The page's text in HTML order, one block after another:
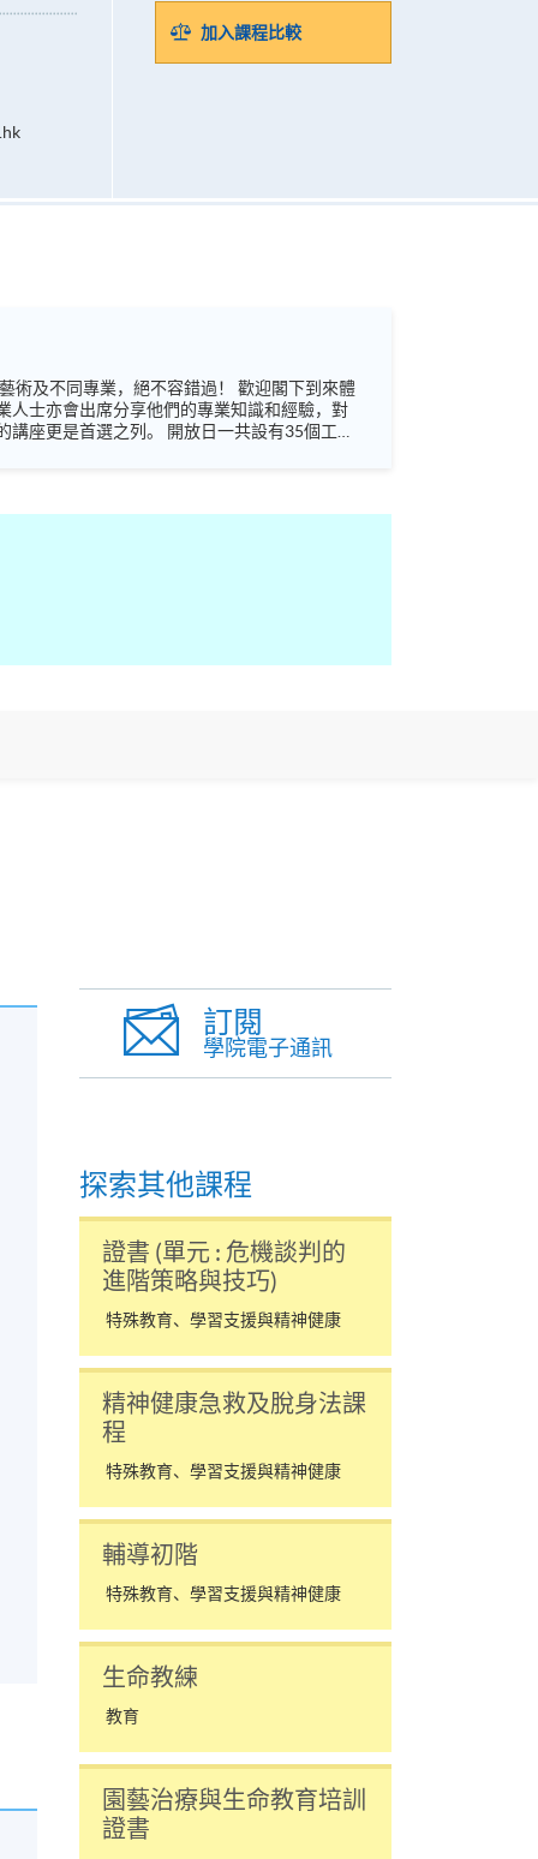
加入課程比較
人士亦會出席分享他們的專業知識和經驗，對
放日一共設有35個工作
訂閱
學院電子通訊
探索其他課程
證書 (單元 : 危機談判的
進階策略與技巧)
特殊教育、學習支援與精神健康
精神健康急救及脫身法課
程
特殊教育、學習支援與精神健康
輔導初階
特殊教育、學習支援與精神健康
生命教練
教育
園藝治療與生命教育培訓
證書